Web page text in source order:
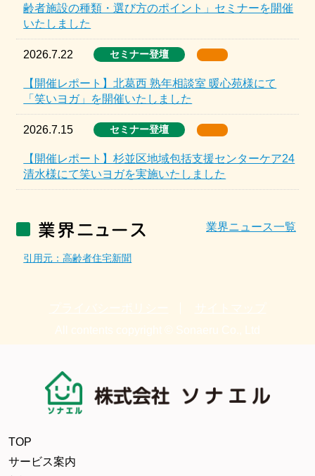
齢者施設の種類・選び方のポイント」セミナーを開催
いたしました
2026.7.22 セミナー登壇
【開催レポート】北葛西 熟年相談室 暖心苑様にて
「笑いヨガ」を開催いたしました
2026.7.15 セミナー登壇
【開催レポート】杉並区地域包括支援センターケア24
清水様にて笑いヨガを実施いたしました
業界ニュース一覧
引用元：高齢者住宅新聞
TOP
サービス案内